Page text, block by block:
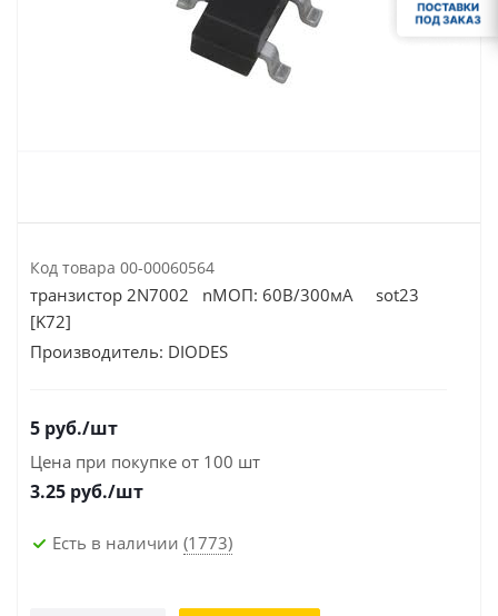
Код товара 00-00060564
транзистор 2N7002 nМОП: 60В/300мА sot23
[K72]
Производитель: DIODES
5 руб./шт
Цена при покупке от 100 шт
3.25 руб./шт
Есть в наличии (1773)